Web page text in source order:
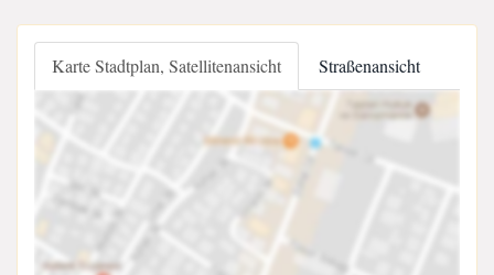
Karte Stadtplan, Satellitenansicht Straßenansicht